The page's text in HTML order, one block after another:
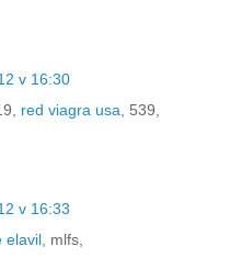
v 16:30
red viagra usa , 539,
v 16:33
elavil , mlfs,